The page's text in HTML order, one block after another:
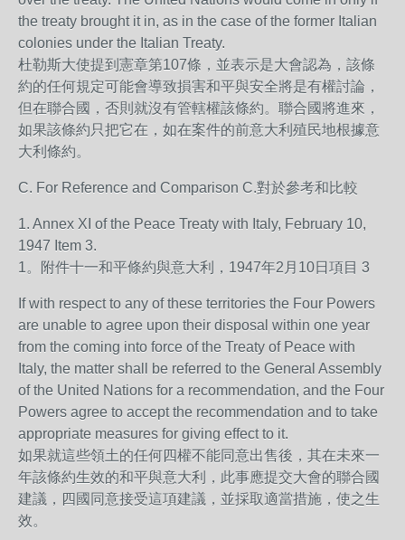
the treaty brought it in, as in the case of the former Italian
colonies under the Italian Treaty.
杜勒斯大使提到憲章第107條，並表示是大會認為，該條
約的任何規定可能會導致損害和平與安全將是有權討論，
但在聯合國，否則就沒有管轄權該條約。聯合國將進來，
如果該條約只把它在，如在案件的前意大利殖民地根據意
大利條約。
C. For Reference and Comparison C.對於參考和比較
1. Annex XI of the Peace Treaty with Italy, February 10,
1947 Item 3.
1。附件十一和平條約與意大利，1947年2月10日項目 3
If with respect to any of these territories the Four Powers
are unable to agree upon their disposal within one year
from the coming into force of the Treaty of Peace with
Italy, the matter shall be referred to the General Assembly
of the United Nations for a recommendation, and the Four
Powers agree to accept the recommendation and to take
appropriate measures for giving effect to it.
如果就這些領土的任何四權不能同意出售後，其在未來一
年該條約生效的和平與意大利，此事應提交大會的聯合國
建議，四國同意接受這項建議，並採取適當措施，使之生
效。